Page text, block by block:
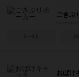
ごきぶ
2～6人
おばけ